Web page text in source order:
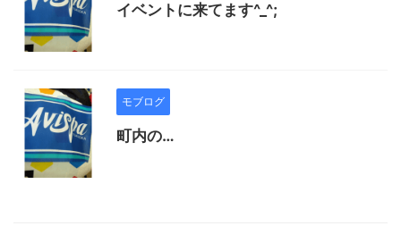
イベントに来てます^_^;
モブログ
町内の…